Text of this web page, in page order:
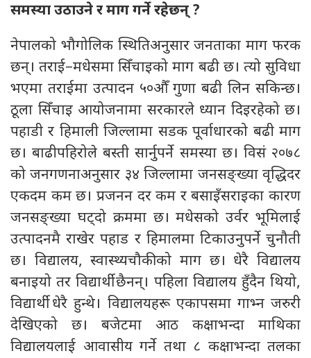
समस्या उठाउने र माग गर्ने रहेछन्?
नेपालको भौगोलिक स्थितिअनुसार जनताका माग फरक
छन्। तराई–मधेसमा सिँचाइको माग बढी छ। त्यो सुविधा
भएमा तराईमा उत्पादन ५०औँ गुणा बढी लिन सकिन्छ।
ठूला सिँचाइ आयोजनामा सरकारले ध्यान दिइरहेको छ।
पहाडी र हिमाली जिल्लामा सडक पूर्वाधारको बढी माग
छ। बाढीपहिरोले बस्ती सार्नुपर्ने समस्या छ। विसं २०७८
को जनगणनाअनुसार ३४ जिल्लामा जनसङ्ख्या वृद्धिदर
एकदम कम छ। प्रजनन दर कम र बसाइँसराइका कारण
जनसङ्ख्या घट्दो क्रममा छ। मधेसको उर्वर भूमिलाई
उत्पादनमै राखेर पहाड र हिमालमा टिकाउनुपर्ने चुनौती
छ। विद्यालय, स्वास्थ्यचौकीको माग छ। धेरै विद्यालय
बनाइयो तर विद्यार्थी छैनन्। पहिला विद्यालय हुँदैन थियो,
विद्यार्थी धेरै हुन्थे। विद्यालयहरू एकापसमा गाभ्न जरुरी
देखिएको छ। बजेटमा आठ कक्षाभन्दा माथिका
विद्यालयलाई आवासीय गर्ने तथा ८ कक्षाभन्दा तलका